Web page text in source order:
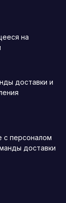
на
доставки и
с персоналом
доставки